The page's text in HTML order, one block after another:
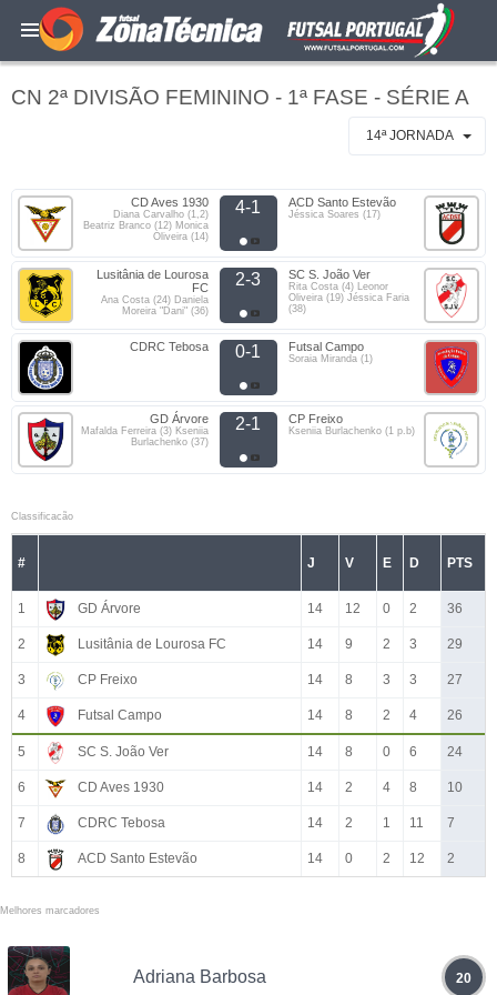
CN 2ª DIVISÃO FEMININO - 1ª FASE - SÉRIE A
14ª JORNADA
CD Aves 1930
Diana Carvalho (1,2)
Beatriz Branco (12) Monica
Oliveira (14)
4-1 ACD Santo Estevão
Jéssica Soares (17)
Lusitânia de Lourosa
FC
Ana Costa (24) Daniela
Moreira "Dani" (36)
2-3 SC S. João Ver
Rita Costa (4) Leonor
Oliveira (19) Jéssica Faria
(38)
CDRC Tebosa 0-1 Futsal Campo
Soraia Miranda (1)
GD Árvore
Mafalda Ferreira (3) Kseniia
Burlachenko (37)
2-1 CP Freixo
Kseniia Burlachenko (1 p.b)
Classificacão
# J V E D PTS
1 GD Árvore 14 12 0 2 36
2 Lusitânia de Lourosa FC 14 9 2 3 29
3 CP Freixo 14 8 3 3 27
4 Futsal Campo 14 8 2 4 26
5 SC S. João Ver 14 8 0 6 24
6 CD Aves 1930 14 2 4 8 10
7 CDRC Tebosa 14 2 1 11 7
8 ACD Santo Estevão 14 0 2 12 2
Melhores marcadores
Adriana Barbosa 20